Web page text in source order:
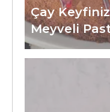
Çay
Meyveli